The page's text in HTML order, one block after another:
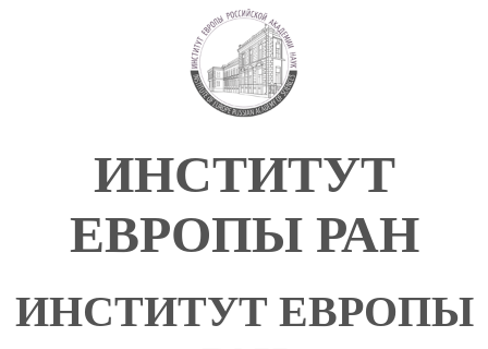
ИНСТИТУТ
ЕВРОПЫ РАН
ИНСТИТУТ ЕВРОПЫ